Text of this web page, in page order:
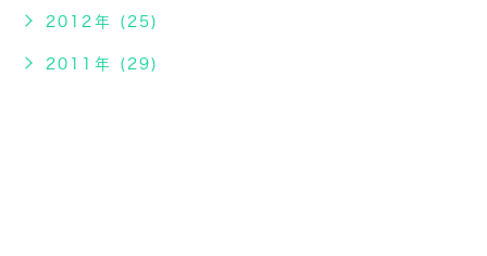
2012年 (25)
2011年 (29)